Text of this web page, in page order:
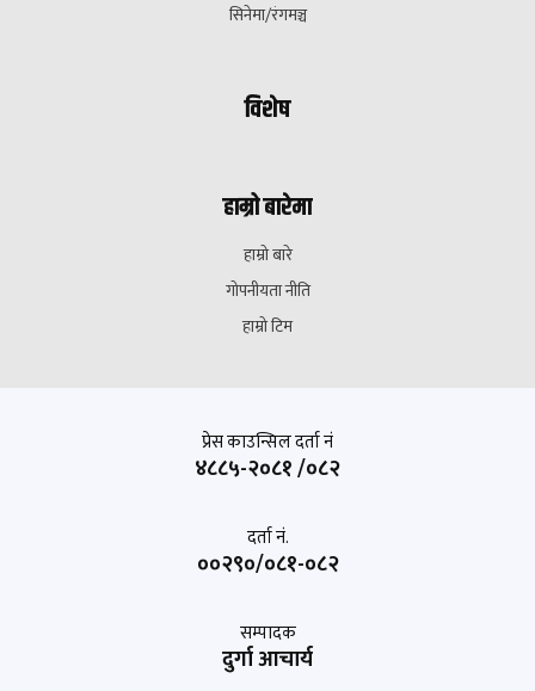
सिनेमा/रंगमञ्च
विशेष
हाम्रो बारेमा
हाम्रो बारे
गोपनीयता नीति
हाम्रो टिम
प्रेस काउन्सिल दर्ता नं
४८८५-२०८१ /०८२
दर्ता नं.
००२९०/०८१-०८२
सम्पादक
दुर्गा आचार्य